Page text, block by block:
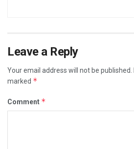
Leave a Reply
Your email address will not be published.
marked *
Comment *